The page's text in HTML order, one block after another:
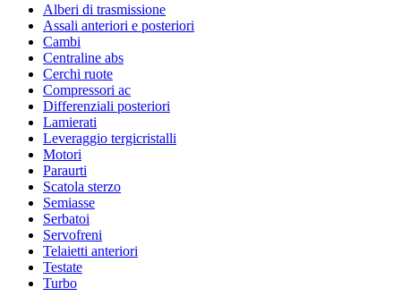
Alberi di trasmissione
Assali anteriori e posteriori
Cambi
Centraline abs
Cerchi ruote
Compressori ac
Differenziali posteriori
Lamierati
Leveraggio tergicristalli
Motori
Paraurti
Scatola sterzo
Semiasse
Serbatoi
Servofreni
Telaietti anteriori
Testate
Turbo